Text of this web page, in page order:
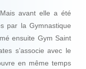
avant elle a été
par la Gymnastique
ensuite Gym Saint
s’associe avec le
en même temps